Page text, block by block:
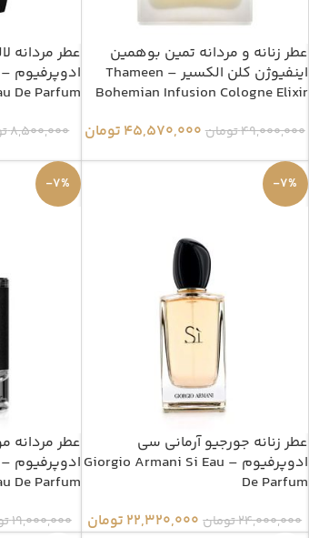
عطر زنانه و مردانه تمین بوهمین
اینفیوژن کلن الکسیر – Thameen
Bohemian Infusion Cologne Elixir
49,000,000تومان 45,570,000 تومان
عطر مردانه
De Parfum
8,500,000
-7%
عطر زنانه جورجیو آرمانی سی
ادوپرفیوم – Giorgio Armani Si Eau
De Parfum
24,000,000تومان 22,320,000 تومان
-7%
عطر مردانه
De Parfum
19,000,000